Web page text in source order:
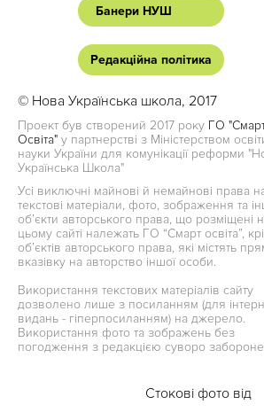
Банери НУШ
Редакційна політика
© Нова Українська школа, 2017
Проект був створений 2017 року ГО
Освіта" у партнерстві з Міністерством
науки України для комунікації реформи
Українська Школа"
Усі виключні майнові й немайнові права
текстові матеріали, фото, зображення та
об’єкти авторського права, що розміщені
цьому сайті належать ГО “Смарт освіта”,
об’єктів авторського права, які містять
вказівку на авторство іншої особи.
Використання текстових матеріалів сайту
дозволено лише з посиланням (для
видань - гіперпосиланням) на джерело.
Використання фото та зображень без
погодження з редакцією суворо
Стокові фото від